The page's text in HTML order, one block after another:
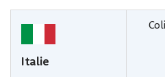
Italie